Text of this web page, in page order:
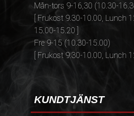
Mån-tors 9-16,30 (10.30-
[ Frukost 9.30-10.00, Lunch
15.00-15.20 ]
Fre 9-15 (10.30-15.00)
[ Frukost 9.30-10.00, Lunch
KUNDTJÄNST